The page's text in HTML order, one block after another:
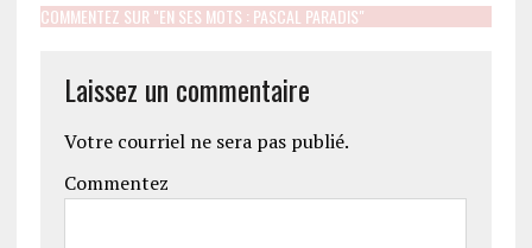
COMMENTEZ SUR "EN SES MOTS : PASCAL PARADIS"
Laissez un commentaire
Votre courriel ne sera pas publié.
Commentez